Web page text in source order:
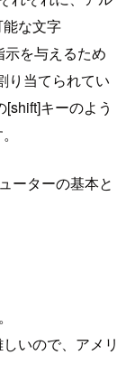
な文字
示を与えるため
り当てられてい
キーのよう
ーターの基本と
いので、アメリ